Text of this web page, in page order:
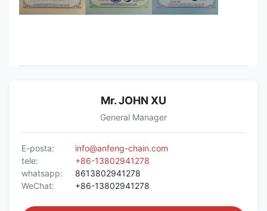
Mr. JOHN XU
General Manager
E-posta:
info@anfeng-chain.com
tele:
+86-13802941278
whatsapp:
8613802941278
WeChat:
+86-13802941278